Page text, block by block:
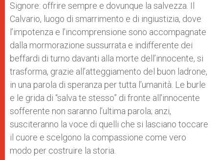
Signore: offrire sempre e dovunque la salvezza. Il
Calvario, luogo di smarrimento e di ingiustizia, dove
l’impotenza e l’incomprensione sono accompagnate
dalla mormorazione sussurrata e indifferente dei
beffardi di turno davanti alla morte dell’innocente, si
trasforma, grazie all’atteggiamento del buon ladrone,
in una parola di speranza per tutta l’umanità. Le burle
e le grida di “salva te stesso” di fronte all’innocente
sofferente non saranno l’ultima parola; anzi,
susciteranno la voce di quelli che si lasciano toccare
il cuore e scelgono la compassione come vero
modo per costruire la storia.